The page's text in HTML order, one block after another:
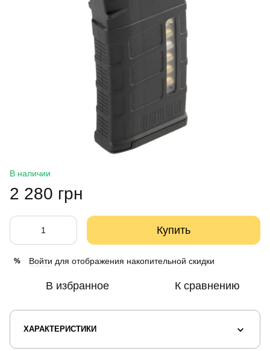
В наличии
2 280 грн
Купить
% Войти для отображения накопительной скидки
В избранное К сравнению
ХАРАКТЕРИСТИКИ